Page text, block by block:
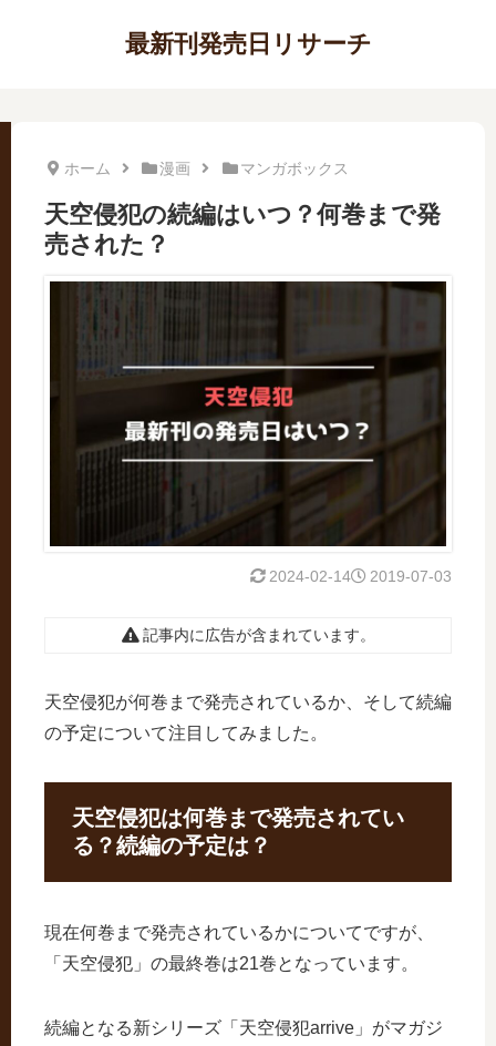
最新刊発売日リサーチ
ホーム 漫画 マンガボックス
天空侵犯の続編はいつ？何巻まで発
売された？
2019-07-03
2024-02-14
記事内に広告が含まれています。
天空侵犯が何巻まで発売されているか、そして続編
の予定について注目してみました。
天空侵犯は何巻まで発売されてい
る？続編の予定は？
現在何巻まで発売されているかについてですが、
「天空侵犯」の最終巻は21巻となっています。
続編となる新シリーズ「天空侵犯arrive」がマガジ